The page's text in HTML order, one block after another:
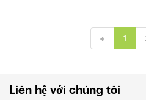
« 1
Liên hệ với chúng tôi